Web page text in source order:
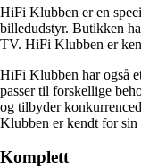
HiFi Klubben er en
billedudstyr. Butikken
TV. HiFi Klubben er
HiFi Klubben har også
passer til forskellige
og tilbyder
Klubben er kendt for sin
Komplett